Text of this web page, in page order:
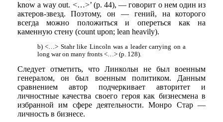
know a way out. <…>’ (p. 44), — говорит о нем один из
актеров-звезд. Поэтому, он — гений, на которого
всегда можно положиться и опереться как на
каменную стену (count upon; lean heavily).
b) <…> Stahr like Lincoln was a leader carrying on a
long war on many fronts <…> (p. 128).
Следует отметить, что Линкольн не был военным
генералом, он был военным политиком. Данным
сравнением автор подчеркивает авторитет и
личностные качества своего героя как бизнесмена в
избранной им сфере деятельности. Монро Стар —
личность в бизнесе.